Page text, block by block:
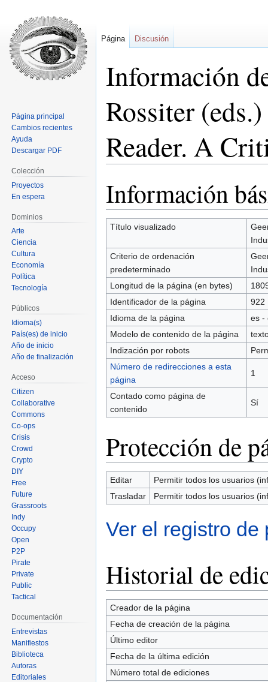
Información
Rossiter
Reader. A
la
navegación
la
búsqueda
Información
Título visualizado
Criterio de ordenación
predeterminado
Longitud de la página (en bytes)
Identificador de la página
922
Idioma de la página
es -
Modelo de contenido de la página
Indización por robots
Número de redirecciones a esta
página
1
Contado como página de
contenido
Sí
Protección de
Editar
Permitir todos los usuarios
Trasladar
Permitir todos los usuarios
Ver el registro de
Historial de
Creador de la página
Fecha de creación de la página
Último editor
Fecha de la última edición
Número total de ediciones
Página Discusión
Página principal
Cambios recientes
Ayuda
Descargar PDF
Colección
Proyectos
En espera
Dominios
Arte
Ciencia
Cultura
Economía
Política
Tecnología
Públicos
Idioma(s)
País(es) de inicio
Año de inicio
Año de finalización
Acceso
Citizen
Collaborative
Commons
Co-ops
Crisis
Crowd
Crypto
DIY
Free
Future
Grassroots
Indy
Occupy
Open
P2P
Pirate
Private
Public
Tactical
Documentación
Entrevistas
Manifiestos
Biblioteca
Autoras
Editoriales